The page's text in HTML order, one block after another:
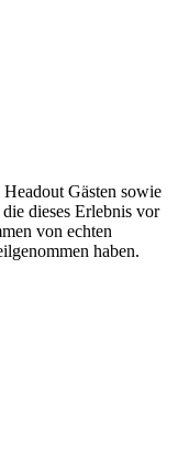
Gästen sowie
dieses Erlebnis vor
von echten
haben.